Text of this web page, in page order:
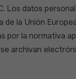
Los datos
la Unión
por la normativa
archivan